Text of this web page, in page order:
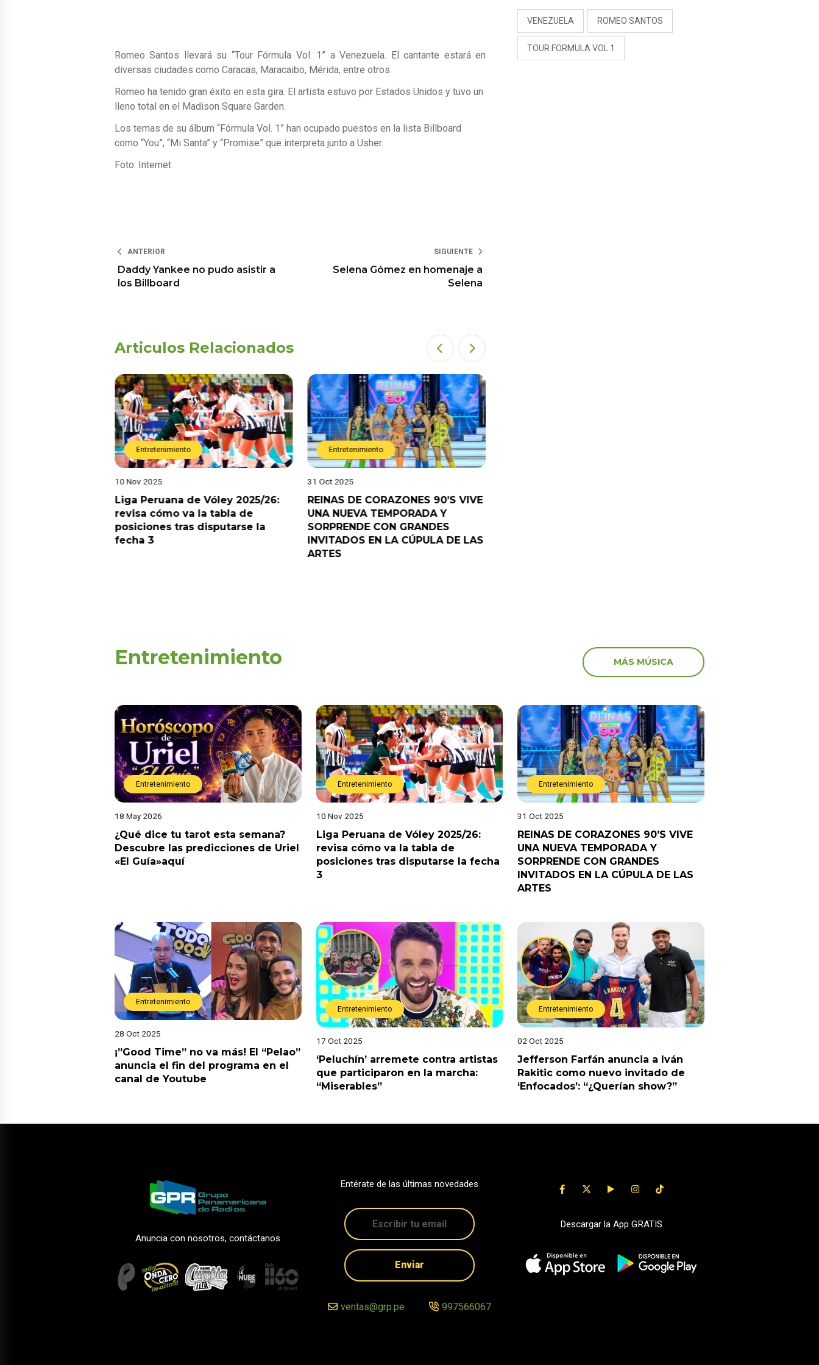
Romeo Santos llevará su “Tour Fórmula Vol. 1” a Venezuela. El cantante estará en
diversas ciudades como Caracas, Maracaibo, Mérida, entre otros.
Romeo ha tenido gran éxito en esta gira. El artista estuvo por Estados Unidos y tuvo un
lleno total en el Madison Square Garden.
Los temas de su álbum “Fórmula Vol. 1” han ocupado puestos en la lista Billboard
como “You”, “Mi Santa” y “Promise” que interpreta junto a Usher.
Foto: Internet
ANTERIOR
Daddy Yankee no pudo asistir a
los Billboard
SIGUIENTE
Selena Gómez en homenaje a
Selena
Articulos Relacionados
Entretenimiento
10 Nov 2025
Liga Peruana de Vóley 2025/26:
revisa cómo va la tabla de
posiciones tras disputarse la
fecha 3
Entretenimiento
31 Oct 2025
REINAS DE CORAZONES 90’S VIVE
UNA NUEVA TEMPORADA Y
SORPRENDE CON GRANDES
INVITADOS EN LA CÚPULA DE LAS
ARTES
VENEZUELA ROMEO SANTOS
TOUR FORMULA VOL 1
Entretenimiento MÁS MÚSICA
Entretenimiento
18 May 2026
¿Qué dice tu tarot esta semana?
Descubre las predicciones de Uriel
«El Guía»aquí
Entretenimiento
10 Nov 2025
Liga Peruana de Vóley 2025/26:
revisa cómo va la tabla de
posiciones tras disputarse la fecha
3
Entretenimiento
31 Oct 2025
REINAS DE CORAZONES 90’S VIVE
UNA NUEVA TEMPORADA Y
SORPRENDE CON GRANDES
INVITADOS EN LA CÚPULA DE LAS
ARTES
Entretenimiento
28 Oct 2025
¡”Good Time” no va más! El “Pelao”
anuncia el fin del programa en el
canal de Youtube
Entretenimiento
17 Oct 2025
‘Peluchín’ arremete contra artistas
que participaron en la marcha:
“Miserables”
Entretenimiento
02 Oct 2025
Jefferson Farfán anuncia a Iván
Rakitic como nuevo invitado de
‘Enfocados’: “¿Querían show?”
Anuncia con nosotros, contáctanos
Entérate de las últimas novedades
Enviar
ventas@grp.pe 997566067
Descargar la App GRATIS